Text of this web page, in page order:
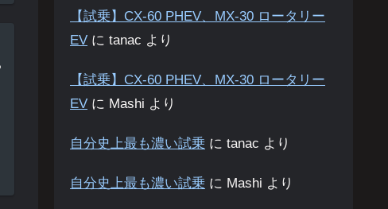
【試乗】CX-60 PHEV、MX-30 ロータリー
EV に tanac より
【試乗】CX-60 PHEV、MX-30 ロータリー
EV に Mashi より
自分史上最も濃い試乗 に tanac より
自分史上最も濃い試乗 に Mashi より